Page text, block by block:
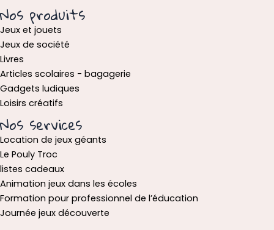
Nos produits
Jeux et jouets
Jeux de société
Livres
Articles scolaires - bagagerie
Gadgets ludiques
Loisirs créatifs
Nos services
Location de jeux géants
Le Pouly Troc
listes cadeaux
Animation jeux dans les écoles
Formation pour professionnel de l’éducation
Journée jeux découverte